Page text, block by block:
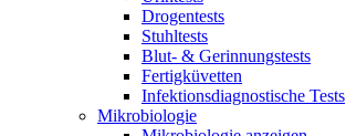
Drogentests
Stuhltests
Blut- & Gerinnungstests
Fertigküvetten
Infektionsdiagnostische Tests
Mikrobiologie